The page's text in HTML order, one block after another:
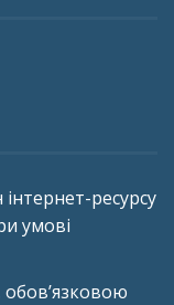
ресурсу
умові